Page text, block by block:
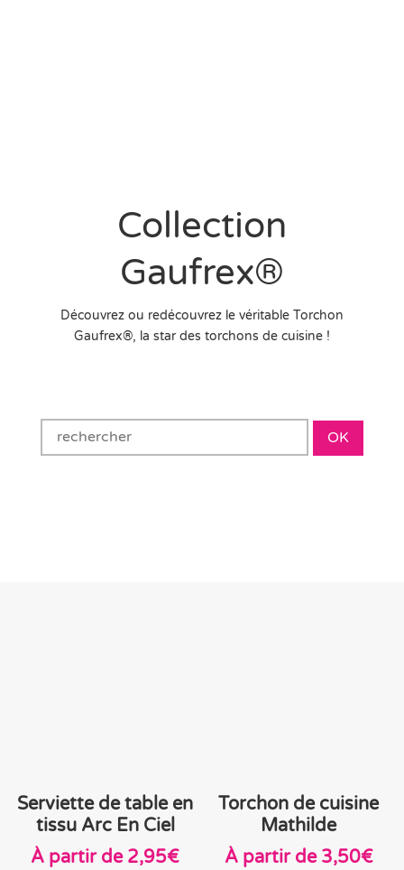
Collection
Gaufrex®
Découvrez ou redécouvrez le véritable Torchon
Gaufrex®, la star des torchons de cuisine !
OK
Serviette de table en
tissu Arc En Ciel
À partir de 2,95€
Torchon de cuisine
Mathilde
À partir de 3,50€